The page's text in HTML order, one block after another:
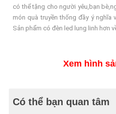
có thể tặng cho người yêu,bạn
món quà truyền thống đầy ý
Sản phẩm có đèn led lung linh hơn
Xem hình
Có thể bạn quan tâm